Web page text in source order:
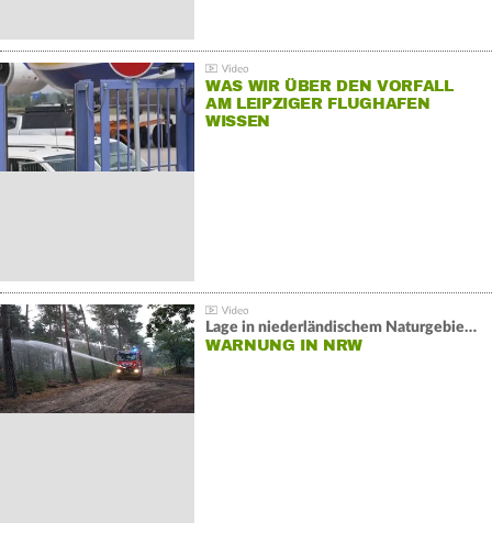
WAS WIR ÜBER DEN VORFALL
AM LEIPZIGER FLUGHAFEN
WISSEN
Lage in niederländischem Naturgebiet stabil
WARNUNG IN NRW